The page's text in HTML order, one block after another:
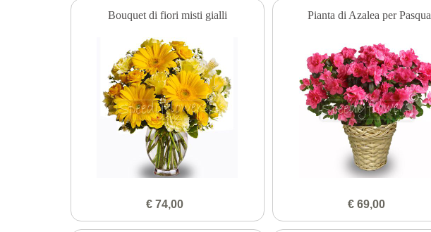
Bouquet di fiori misti gialli
€ 74,00
Pianta di Azalea per Pasqua
€ 69,00